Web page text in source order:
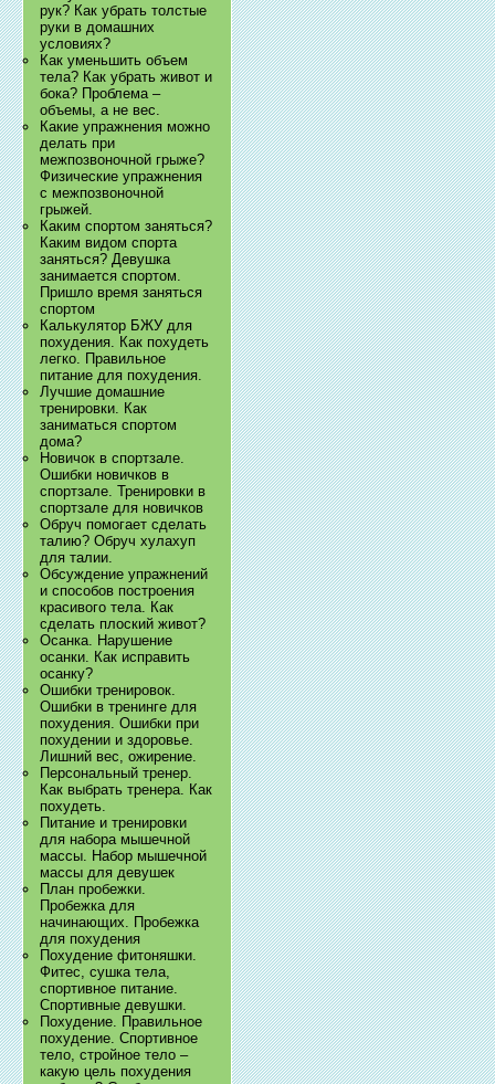
рук? Как убрать толстые
руки в домашних
условиях?
Как уменьшить объем
тела? Как убрать живот и
бока? Проблема –
объемы, а не вес.
Какие упражнения можно
делать при
межпозвоночной грыже?
Физические упражнения
с межпозвоночной
грыжей.
Каким спортом заняться?
Каким видом спорта
заняться? Девушка
занимается спортом.
Пришло время заняться
спортом
Калькулятор БЖУ для
похудения. Как похудеть
легко. Правильное
питание для похудения.
Лучшие домашние
тренировки. Как
заниматься спортом
дома?
Новичок в спортзале.
Ошибки новичков в
спортзале. Тренировки в
спортзале для новичков
Обруч помогает сделать
талию? Обруч хулахуп
для талии.
Обсуждение упражнений
и способов построения
красивого тела. Как
сделать плоский живот?
Осанка. Нарушение
осанки. Как исправить
осанку?
Ошибки тренировок.
Ошибки в тренинге для
похудения. Ошибки при
похудении и здоровье.
Лишний вес, ожирение.
Персональный тренер.
Как выбрать тренера. Как
похудеть.
Питание и тренировки
для набора мышечной
массы. Набор мышечной
массы для девушек
План пробежки.
Пробежка для
начинающих. Пробежка
для похудения
Похудение фитоняшки.
Фитес, сушка тела,
спортивное питание.
Спортивные девушки.
Похудение. Правильное
похудение. Спортивное
тело, стройное тело –
какую цель похудения